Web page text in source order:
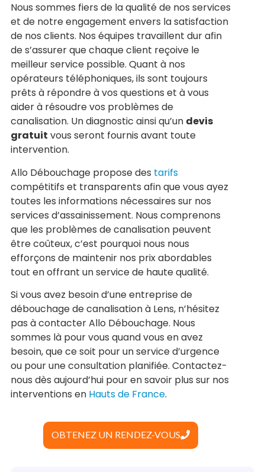
Nous sommes fiers de la qualité de nos services
et de notre engagement envers la satisfaction
de nos clients. Nos équipes travaillent dur afin
de s’assurer que chaque client reçoive le
meilleur service possible. Quant à nos
opérateurs téléphoniques, ils sont toujours
prêts à répondre à vos questions et à vous
aider à résoudre vos problèmes de
canalisation. Un diagnostic ainsi qu’un devis
gratuit vous seront fournis avant toute
intervention.
Allo Débouchage propose des tarifs
compétitifs et transparents afin que vous ayez
toutes les informations nécessaires sur nos
services d’assainissement. Nous comprenons
que les problèmes de canalisation peuvent
être coûteux, c’est pourquoi nous nous
efforçons de maintenir nos prix abordables
tout en offrant un service de haute qualité.
Si vous avez besoin d’une entreprise de
débouchage de canalisation à Lens, n’hésitez
pas à contacter Allo Débouchage. Nous
sommes là pour vous quand vous en avez
besoin, que ce soit pour un service d’urgence
ou pour une consultation planifiée. Contactez-
nous dès aujourd’hui pour en savoir plus sur nos
interventions en Hauts de France.
OBTENEZ UN RENDEZ-VOUS